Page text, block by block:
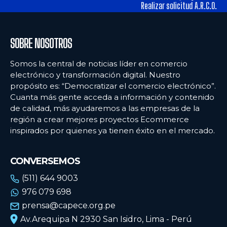
Ecommercenews
PERÚ
ARGENTINA
BOLIVIA
CHILE
ECUADOR
MÉXICO
URUGUAY
VENEZUELA
Ecommercenews
PERÚ
ARGENTINA
BOLIVIA
CHILE
ECUADOR
MÉXICO
URUGUAY
VENEZUELA
Realizar solicitud A.R.C.O.
SOBRE NOSOTROS
Somos la central de noticias líder en comercio
electrónico y transformación digital. Nuestro
propósito es: “Democratizar el comercio electrónico”.
Cuanta más gente acceda a información y contenido
de calidad, más ayudaremos a las empresas de la
región a crear mejores proyectos Ecommerce
inspirados por quienes ya tienen éxito en el mercado.
CONVERSEMOS
(511) 644 9003
976 079 698
prensa@capece.org.pe
Av.Arequipa N 2930 San Isidro, Lima - Perú